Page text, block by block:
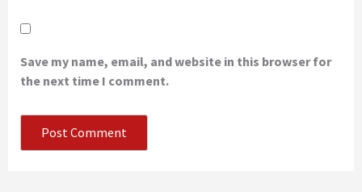
Save my name, email, and website in this browser for
the next time I comment.